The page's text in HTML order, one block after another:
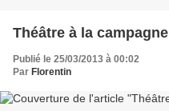
Théâtre à la campagne
Publié le 25/03/2013 à 00:02
Par Florentin